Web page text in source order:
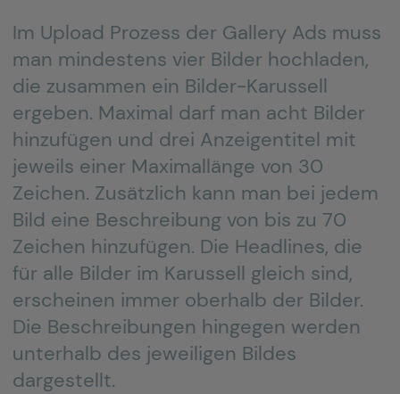
Im Upload Prozess der Gallery Ads muss
man mindestens vier Bilder hochladen,
die zusammen ein Bilder-Karussell
ergeben. Maximal darf man acht Bilder
hinzufügen und drei Anzeigentitel mit
jeweils einer Maximallänge von 30
Zeichen. Zusätzlich kann man bei jedem
Bild eine Beschreibung von bis zu 70
Zeichen hinzufügen. Die Headlines, die
für alle Bilder im Karussell gleich sind,
erscheinen immer oberhalb der Bilder.
Die Beschreibungen hingegen werden
unterhalb des jeweiligen Bildes
dargestellt.